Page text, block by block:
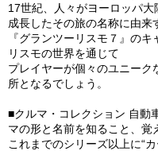
17世紀、人々がヨーロッパ大
成長したその旅の名称に由来
『グランツーリスモ７』の
リスモの世界を通じて
プレイヤーが個々のユニー
所となるでしょう。
■クルマ・コレクション 自動
マの形と名前を知ること、覚
これまでのシリーズ以上に“